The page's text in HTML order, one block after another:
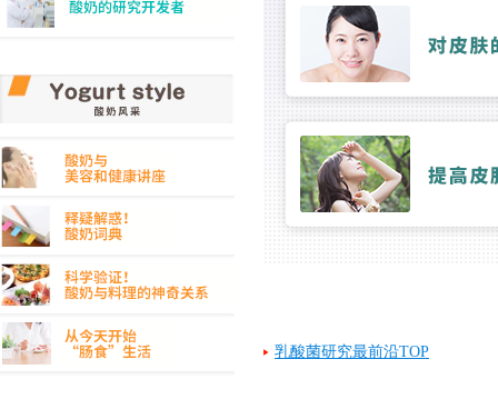
乳酸菌研究最前沿TOP